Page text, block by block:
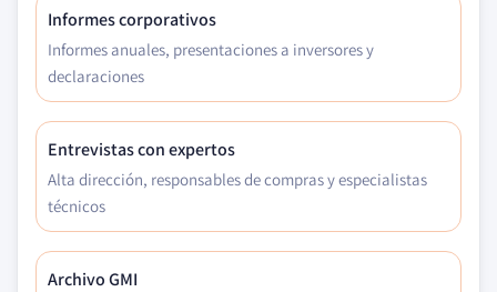
Informes corporativos
Informes anuales, presentaciones a inversores y
declaraciones
Entrevistas con expertos
Alta dirección, responsables de compras y especialistas
técnicos
Archivo GMI